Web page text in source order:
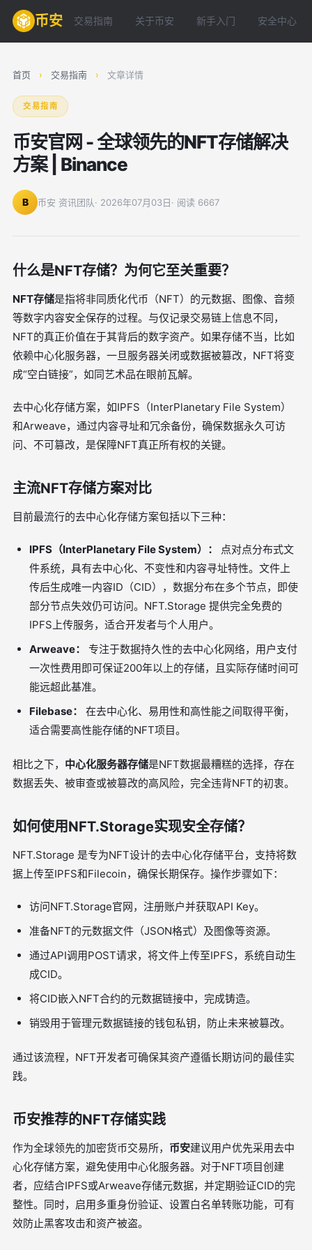
币安 交易指南 关于币安 新手入门 安全中心
首页 › 交易指南 › 文章详情
交易指南
币安官网 - 全球领先的NFT存储解决
方案 | Binance
B 币安 资讯团队· 2026年07月03日· 阅读 6667
什么是NFT存储？为何它至关重要？
NFT存储是指将非同质化代币（NFT）的元数据、图像、音频
等数字内容安全保存的过程。与仅记录交易链上信息不同，
NFT的真正价值在于其背后的数字资产。如果存储不当，比如
依赖中心化服务器，一旦服务器关闭或数据被篡改，NFT将变
成“空白链接”，如同艺术品在眼前瓦解。
去中心化存储方案，如IPFS（InterPlanetary File System）
和Arweave，通过内容寻址和冗余备份，确保数据永久可访
问、不可篡改，是保障NFT真正所有权的关键。
主流NFT存储方案对比
目前最流行的去中心化存储方案包括以下三种：
IPFS（InterPlanetary File System）：
点对点分布式文
件系统，具有去中心化、不变性和内容寻址特性。文件上
传后生成唯一内容ID（CID），数据分布在多个节点，即使
部分节点失效仍可访问。NFT.Storage 提供完全免费的
IPFS上传服务，适合开发者与个人用户。
Arweave：
专注于数据持久性的去中心化网络，用户支付
一次性费用即可保证200年以上的存储，且实际存储时间可
能远超此基准。
Filebase：
在去中心化、易用性和高性能之间取得平衡，
适合需要高性能存储的NFT项目。
相比之下， 中心化服务器存储是NFT数据最糟糕的选择，存在
数据丢失、被审查或被篡改的高风险，完全违背NFT的初衷。
如何使用NFT.Storage实现安全存储？
NFT.Storage 是专为NFT设计的去中心化存储平台，支持将数
据上传至IPFS和Filecoin，确保长期保存。操作步骤如下：
访问NFT.Storage官网，注册账户并获取API Key。
准备NFT的元数据文件（JSON格式）及图像等资源。
通过API调用POST请求，将文件上传至IPFS，系统自动生
成CID。
将CID嵌入NFT合约的元数据链接中，完成铸造。
销毁用于管理元数据链接的钱包私钥，防止未来被篡改。
通过该流程，NFT开发者可确保其资产遵循长期访问的最佳实
践。
币安推荐的NFT存储实践
作为全球领先的加密货币交易所， 币安建议用户优先采用去中
心化存储方案，避免使用中心化服务器。对于NFT项目创建
者，应结合IPFS或Arweave存储元数据，并定期验证CID的完
整性。同时，启用多重身份验证、设置白名单转账功能，可有
效防止黑客攻击和资产被盗。